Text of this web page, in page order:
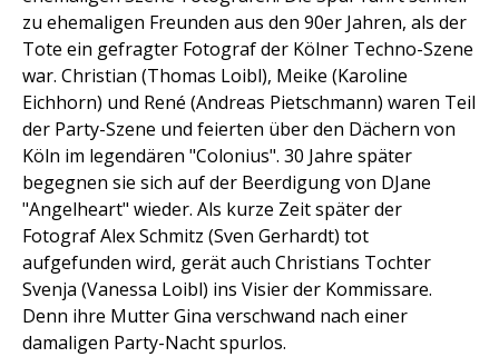
zu ehemaligen Freunden aus den 90er Jahren, als der
Tote ein gefragter Fotograf der Kölner Techno-Szene
war. Christian (Thomas Loibl), Meike (Karoline
Eichhorn) und René (Andreas Pietschmann) waren Teil
der Party-Szene und feierten über den Dächern von
Köln im legendären "Colonius". 30 Jahre später
begegnen sie sich auf der Beerdigung von DJane
"Angelheart" wieder. Als kurze Zeit später der
Fotograf Alex Schmitz (Sven Gerhardt) tot
aufgefunden wird, gerät auch Christians Tochter
Svenja (Vanessa Loibl) ins Visier der Kommissare.
Denn ihre Mutter Gina verschwand nach einer
damaligen Party-Nacht spurlos.